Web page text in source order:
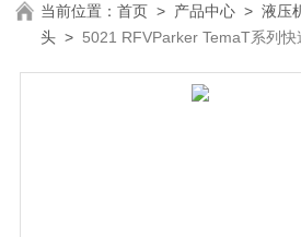
当前位置：首页 > 产品中心 >液压
头 > 5021 RFVParker TemaT系列